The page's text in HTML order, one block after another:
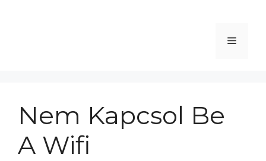
Menü
Nem Kapcsol Be
A Wifi